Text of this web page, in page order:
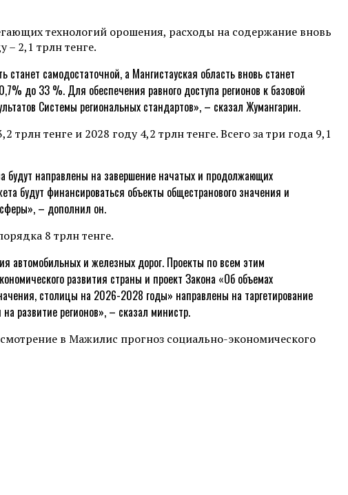
технологий орошения, расходы на содержание вновь
– 2,1 трлн тенге.
самодостаточной, а Мангистауская область вновь станет
до 33 %. Для обеспечения равного доступа регионов к базовой
Системы региональных стандартов», – сказал Жумангарин.
тенге и 2028 году 4,2 трлн тенге. Всего за три года 9,1
будут направлены на завершение начатых и продолжающих
будут финансироваться объекты общестранового значения и
сферы», – дополнил он.
8 трлн тенге.
автомобильных и железных дорог. Проекты по всем этим
развития страны и проект Закона «Об объемах
столицы на 2026-2028 годы» направлены на таргетирование
развитие регионов», – сказал министр.
в Мажилис прогноз социально-экономического